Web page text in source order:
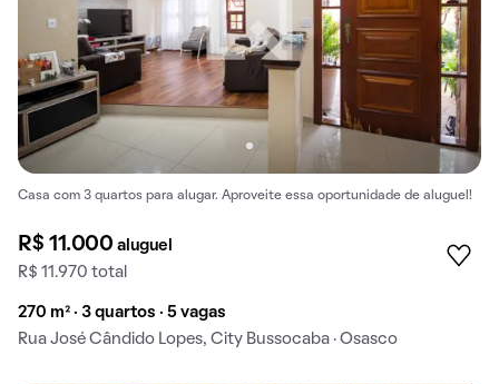
Casa com 3 quartos para alugar. Aproveite essa oportunidade de aluguel!
R$ 11.000aluguel
R$ 11.970 total
270 m² · 3 quartos · 5 vagas
Rua José Cândido Lopes, City Bussocaba · Osasco